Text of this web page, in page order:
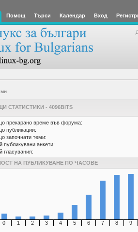
Помощ Търси Календар Вход
СТАТИСТИКИ - 4096BITS
прекарано време във форума:
публикации:
започнати теми:
публикувани анкети:
гласувания:
НА ПУБЛИКУВАНЕ ПО ЧАСОВЕ
0 1 2 3 4 5 6 7 8 9